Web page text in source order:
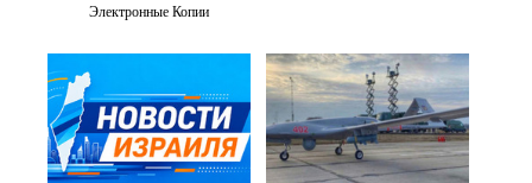
Электронные Копии